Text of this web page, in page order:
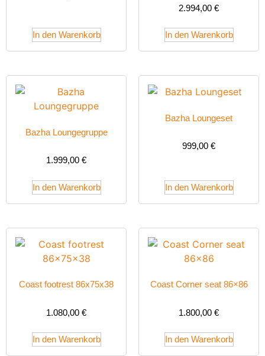
In den Warenkorb
2.994,00 €
In den Warenkorb
Bazha Loungegruppe
1.999,00 €
In den Warenkorb
Bazha Loungeset
999,00 €
In den Warenkorb
Coast footrest 86x75x38
1.080,00 €
In den Warenkorb
Coast Corner seat 86×86
1.800,00 €
In den Warenkorb